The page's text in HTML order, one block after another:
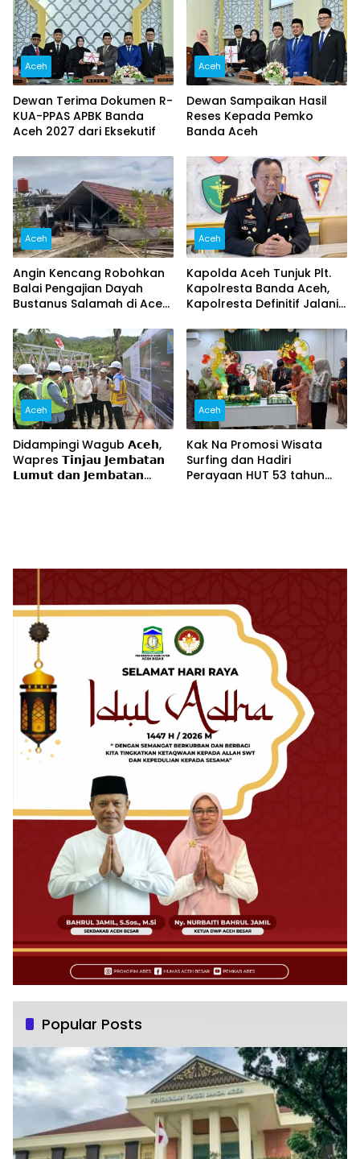
Aceh
Dewan Terima Dokumen R-
KUA-PPAS APBK Banda
Aceh 2027 dari Eksekutif
Aceh
Dewan Sampaikan Hasil
Reses Kepada Pemko
Banda Aceh
Aceh
Angin Kencang Robohkan
Balai Pengajian Dayah
Bustanus Salamah di Aceh
Aceh
Kapolda Aceh Tunjuk Plt.
Kapolresta Banda Aceh,
Kapolresta Definitif Jalani
Aceh
Didampingi Wagub 𝗔𝗰𝗲𝗵,
Wapres 𝗧𝗶𝗻𝗷𝗮𝘂 𝗝𝗲𝗺𝗯𝗮𝘁𝗮𝗻
𝗟𝘂𝗺𝘂𝘁 𝗱𝗮𝗻 𝗝𝗲𝗺𝗯𝗮𝘁𝗮𝗻
Aceh
Kak Na Promosi Wisata
Surfing dan Hadiri
Perayaan HUT 53 tahun
Popular Posts